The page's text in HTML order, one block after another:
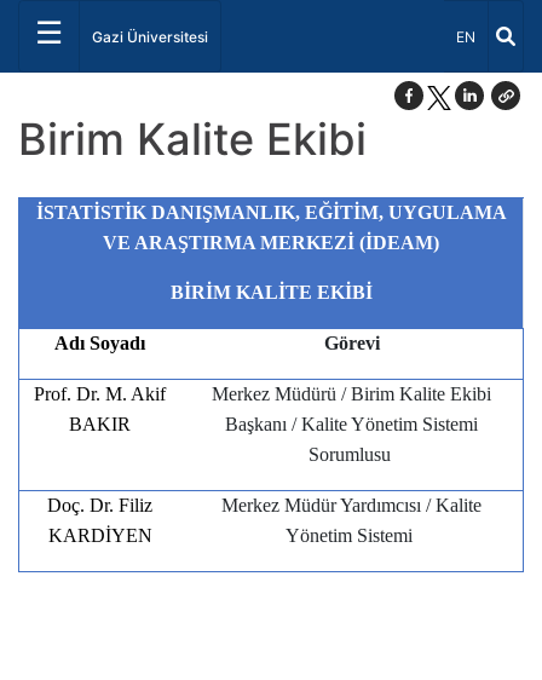
☰ Gazi Üniversitesi Dil Seçiniz
EN
Birim Kalite Ekibi
İSTATİSTİK DANIŞMANLIK, EĞİTİM, UYGULAMA
VE ARAŞTIRMA MERKEZİ (İDEAM)
BİRİM KALİTE EKİBİ
Adı Soyadı Görevi
Prof. Dr. M. Akif
BAKIR
Merkez Müdürü / Birim Kalite Ekibi
Başkanı / Kalite Yönetim Sistemi
Sorumlusu
Doç. Dr. Filiz
KARDİYEN
Merkez Müdür Yardımcısı / Kalite
Yönetim Sistemi